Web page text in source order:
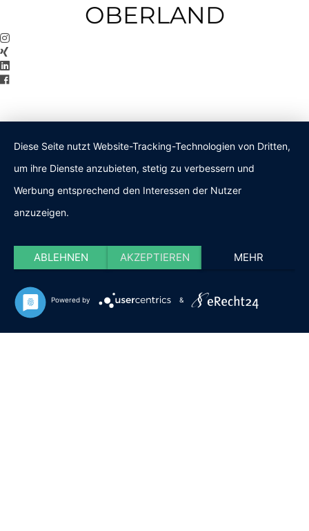
OBERLAND
Diese Seite nutzt Website-Tracking-Technologien von Dritten,
um ihre Dienste anzubieten, stetig zu verbessern und
Werbung entsprechend den Interessen der Nutzer
anzuzeigen.
ABLEHNEN AKZEPTIEREN MEHR
Powered by &